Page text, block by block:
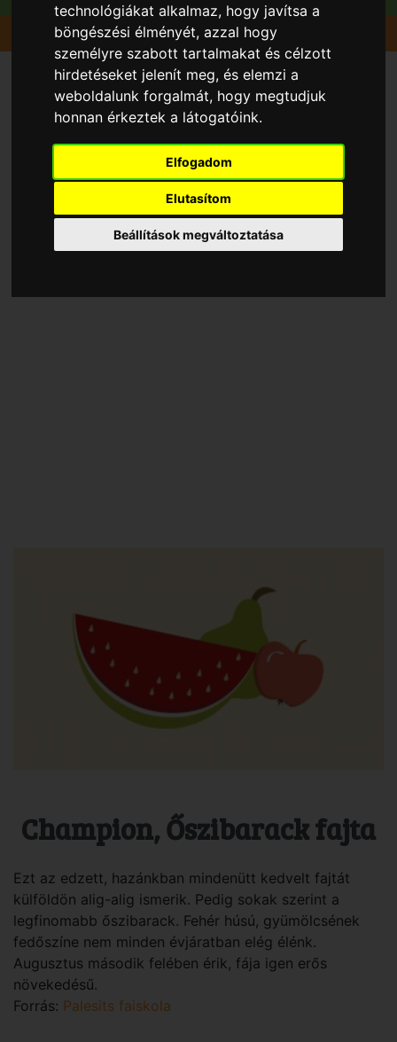
technológiákat alkalmaz, hogy javítsa a
böngészési élményét, azzal hogy
személyre szabott tartalmakat és célzott
hirdetéseket jelenít meg, és elemzi a
weboldalunk forgalmát, hogy megtudjuk
honnan érkeztek a látogatóink.
Elfogadom
Elutasítom
Beállítások megváltoztatása
Gyümölcsök Őszibarack Champion
Champion, Őszibarack fajta
Ezt az edzett, hazánkban mindenütt kedvelt fajtát
külföldön alig-alig ismerik. Pedig sokak szerint a
legfinomabb őszibarack. Fehér húsú, gyümölcsének
fedőszíne nem minden évjáratban elég élénk.
Augusztus második felében érik, fája igen erős
növekedésű.
Forrás: Palesits faiskola